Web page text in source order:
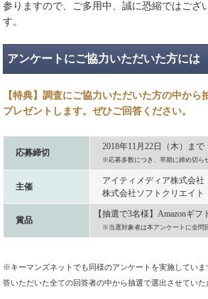
参りますので、ご多用中、誠に恐縮ではござ
す。
アンケートにご協力いただいた方には
【特典】調査にご協力いただいた方の中か
プレゼントします。ぜひご回答ください。
応募締切
2018年11月22日（木）まで
※応募多数につき、早期に締め切ら
主催
アイティメディア株式会社
株式会社ソフトクリエイト
賞品
【抽選で3名様】Amazonギフ
※当選対象者は本アンケートに全問
※キーマンズネットでも同様のアンケートを実施していま
答いただいた全ての回答者の中から抽選で選出させていた